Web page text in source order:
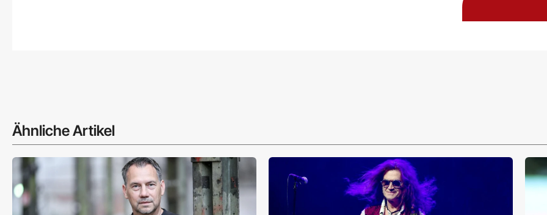
Ähnliche Artikel